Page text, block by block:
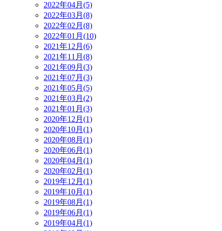
2022年04月(5)
2022年03月(8)
2022年02月(8)
2022年01月(10)
2021年12月(6)
2021年11月(8)
2021年09月(3)
2021年07月(3)
2021年05月(5)
2021年03月(2)
2021年01月(3)
2020年12月(1)
2020年10月(1)
2020年08月(1)
2020年06月(1)
2020年04月(1)
2020年02月(1)
2019年12月(1)
2019年10月(1)
2019年08月(1)
2019年06月(1)
2019年04月(1)